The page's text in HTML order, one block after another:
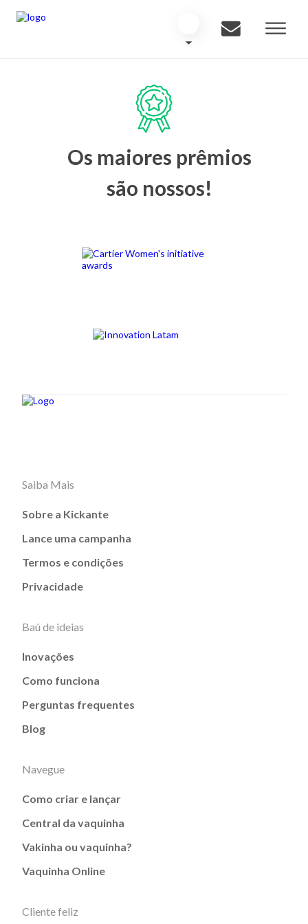
Os maiores prêmios
são nossos!
Saiba Mais
Sobre a Kickante
Lance uma campanha
Termos e condições
Privacidade
Baú de ideias
Inovações
Como funciona
Perguntas frequentes
Blog
Navegue
Como criar e lançar
Central da vaquinha
Vakinha ou vaquinha?
Vaquinha Online
Cliente feliz